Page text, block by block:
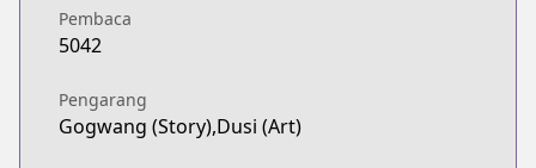
Pembaca
5042
Pengarang
Gogwang (Story),Dusi (Art)